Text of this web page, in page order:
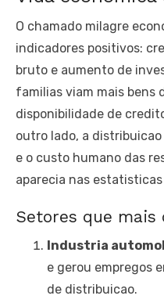
O chamado milagre
indicadores positivos:
bruto e aumento de
familias viam mais bens
disponibilidade de
outro lado, a
e o custo humano das
aparecia nas
Setores que mais
Industria
e gerou empregos
de distribuicao.